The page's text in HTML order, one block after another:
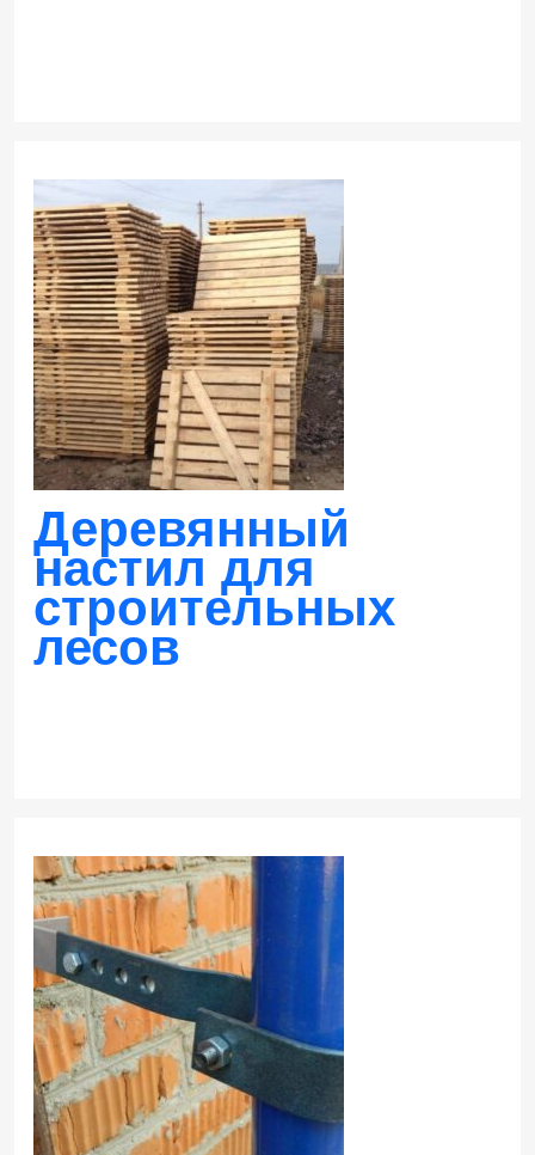
Заказать
Деревянный
настил для
строительных
лесов